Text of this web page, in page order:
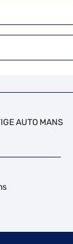
AUTO MANS